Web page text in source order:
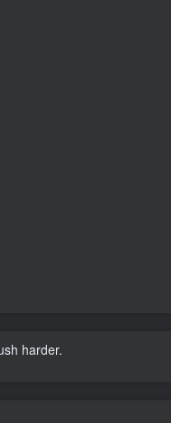
harder.